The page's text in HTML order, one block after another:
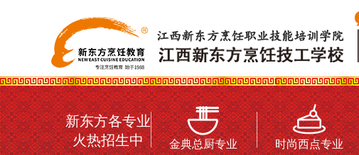
新东方各专业
火热招生中
金典总厨专业 时尚西点专业